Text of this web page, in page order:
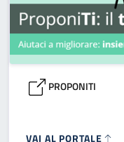
PROPONITI
VAI AL PORTALE